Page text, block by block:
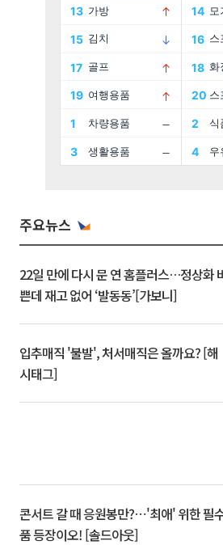
주요뉴스
22일 만에 다시 문 연 홈플러스…정상화
쁜데 재고 없어 ‘발동동’[가보니]
입추매직 '불발', 처서매직은 올까요? [해
시태그]
콘서트 갈 때 응원봉만?⋯'최애' 위한 필
품 등장이오! [솔드아웃]